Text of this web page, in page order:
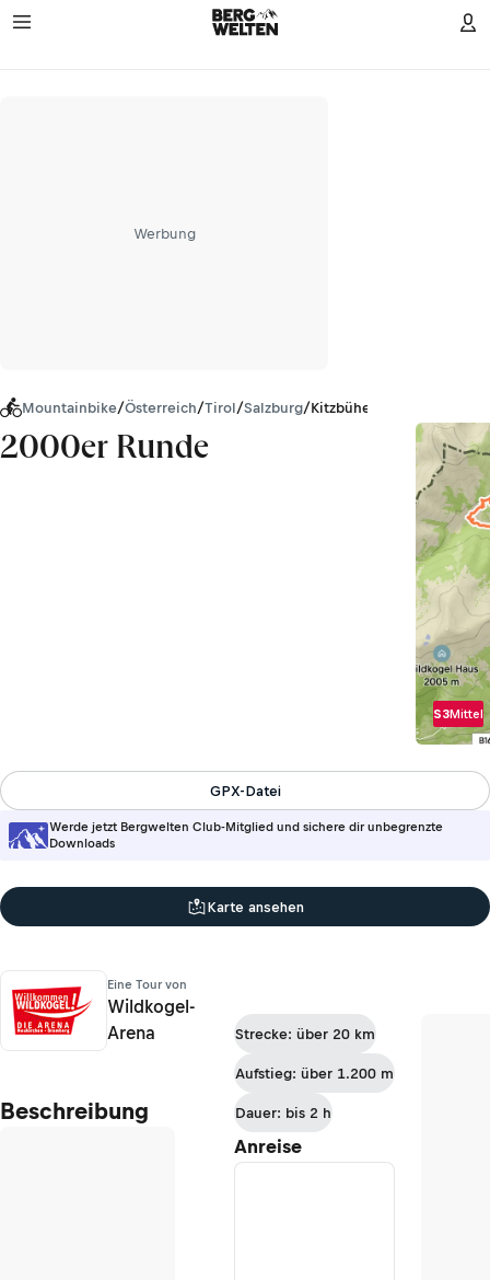
Werbung
Mountainbike/Österreich/Tirol/Salzburg/Kitzbüheler Alpen
2000er Runde
S3Mittel
Werde jetzt Bergwelten Club-Mitglied und sichere dir unbegrenzte
Downloads
GPX-Datei
Karte ansehen
Eine Tour von
Wildkogel-
Arena
Beschreibung
Strecke: über 20 km
Aufstieg: über 1.200 m
Dauer: bis 2 h
Anreise